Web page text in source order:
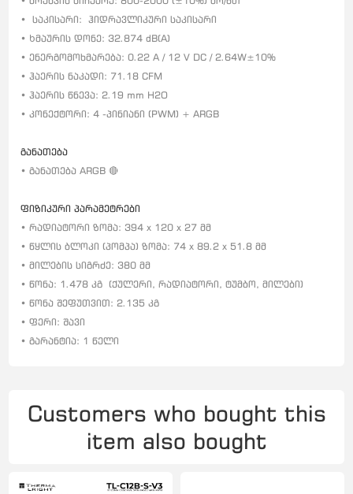
•საკისარი: ჰიდრავლიკური საკისარი
• Ხმაურის დონე: 32.874 dB(A)
• ენერგომოხმარება: 0.22 A / 12 V DC / 2.64W±10%
• ჰაერის ნაკადი: 71.18 CFM
• ჰაერის წნევა: 2.19 mm H2O
• კონექტორი: 4 -პინიანი (PWM) + ARGB
განათება
• განათება ARGB 🔴
ფიზიკური პარამეტრები
• რადიატორი ზომა: 394 x 120 x 27 მმ
• წყლის ბლოკი (პომპა) ზომა: 74 x 89.2 x 51.8 მმ
• მილების სიგრძე: 380 მმ
• წონა: 1.478 კგ(ქულერი, რადიატორი, ტუმბო, მილები)
• წონა შეფუთვით: 2.135 კგ
• ფერი: შავი
• გარანტია: 1 წელი
Customers who bought this
item also bought